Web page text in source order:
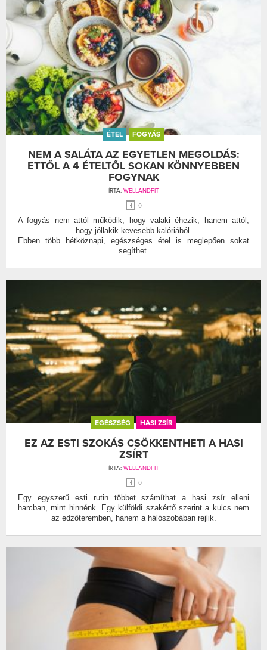
ÉTEL FOGYÁS
NEM A SALÁTA AZ EGYETLEN MEGOLDÁS:
ETTŐL A 4 ÉTELTŐL SOKAN KÖNNYEBBEN
FOGYNAK
ÍRTA: WELLANDFIT
0
A fogyás nem attól működik, hogy valaki éhezik, hanem attól,
hogy jóllakik kevesebb kalóriából.
Ebben több hétköznapi, egészséges étel is meglepően sokat
segíthet.
EGÉSZSÉG HASI ZSÍR
EZ AZ ESTI SZOKÁS CSÖKKENTHETI A HASI
ZSÍRT
ÍRTA: WELLANDFIT
0
Egy egyszerű esti rutin többet számíthat a hasi zsír elleni
harcban, mint hinnénk. Egy külföldi szakértő szerint a kulcs nem
az edzőteremben, hanem a hálószobában rejlik.